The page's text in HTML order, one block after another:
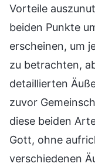
Vorteile
beiden Punkte
erscheinen, um
zu betrachten,
detaillierten
zuvor
diese beiden
Gott, ohne
verschiedenen